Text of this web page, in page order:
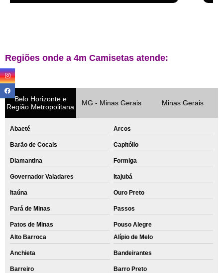
Regiões onde a 4m Camisetas atende:
Belo Horizonte e
Região Metropolitana
MG - Minas Gerais Minas Gerais
Abaeté Arcos
Barão de Cocais Capitólio
Diamantina Formiga
Governador Valadares Itajubá
Itaúna Ouro Preto
Pará de Minas Passos
Patos de Minas
Pouso Alegre
Alto Barroca
Alípio de Melo
Anchieta Bandeirantes
Barreiro Barro Preto